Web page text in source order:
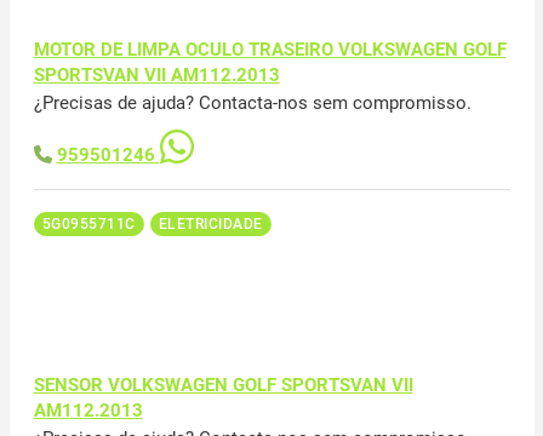
MOTOR DE LIMPA OCULO TRASEIRO VOLKSWAGEN GOLF
SPORTSVAN VII AM112.2013
¿Precisas de ajuda? Contacta-nos sem compromisso.
959501246
5G0955711C ELETRICIDADE
SENSOR VOLKSWAGEN GOLF SPORTSVAN VII
AM112.2013